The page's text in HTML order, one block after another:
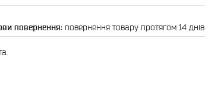
повернення товару протягом 14 днів